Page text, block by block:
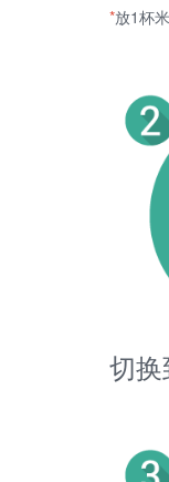
*放1杯
切换